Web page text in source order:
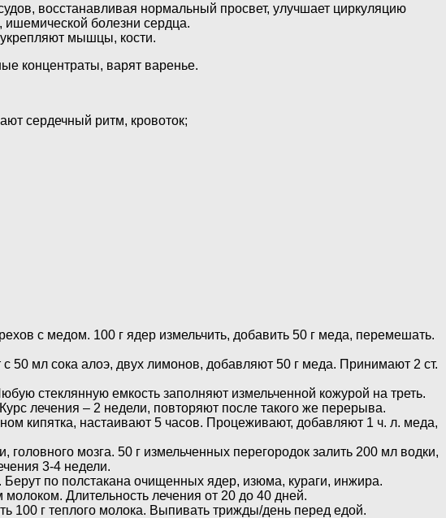
восстанавливая нормальный просвет, улучшает циркуляцию
ишемической болезни сердца.
мышцы, кости.
концентраты, варят варенье.
сердечный ритм, кровоток;
с медом. 100 г ядер измельчить, добавить 50 г меда, перемешать.
50 мл сока алоэ, двух лимонов, добавляют 50 г меда. Принимают 2 ст.
стеклянную емкость заполняют измельченной кожурой на треть.
лечения – 2 недели, повторяют после такого же перерыва.
кипятка, настаивают 5 часов. Процеживают, добавляют 1 ч. л. меда,
мозга. 50 г измельченных перегородок залить 200 мл водки,
3-4 недели.
по полстакана очищенных ядер, изюма, кураги, инжира.
Длительность лечения от 20 до 40 дней.
100 г теплого молока. Выпивать трижды/день перед едой.